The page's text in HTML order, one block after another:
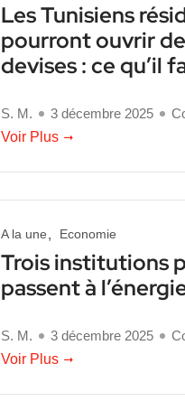
Les Tunisiens
pourront ouvrir
devises : ce qu’il
S. M. 3 décembre 2025
Voir Plus
A la une Economie
Trois institutions
passent à
S. M. 3 décembre 2025
Voir Plus